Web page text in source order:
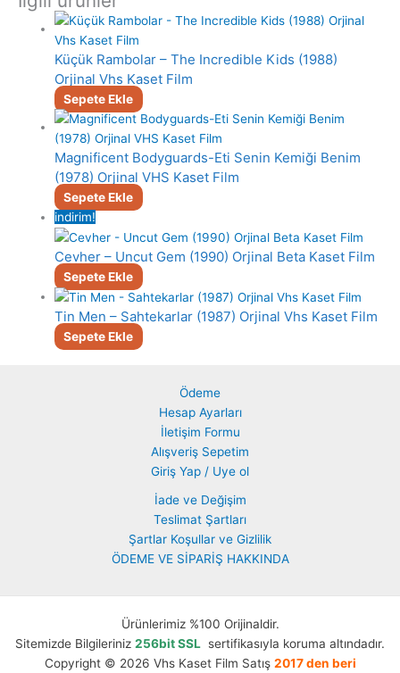
Küçük Rambolar – The Incredible Kids (1988)
Orjinal Vhs Kaset Film
Sepete Ekle
Magnificent Bodyguards-Eti Senin Kemiği Benim
(1978) Orjinal VHS Kaset Film
Sepete Ekle
indirim!
Cevher – Uncut Gem (1990) Orjinal Beta Kaset Film
Sepete Ekle
Tin Men – Sahtekarlar (1987) Orjinal Vhs Kaset Film
Sepete Ekle
Ödeme
Hesap Ayarları
İletişim Formu
Alışveriş Sepetim
Giriş Yap / Uye ol
İade ve Değişim
Teslimat Şartları
Şartlar Koşullar ve Gizlilik
ÖDEME VE SİPARİŞ HAKKINDA
Ürünlerimiz %100 Orijinaldir.
Sitemizde Bilgileriniz 256bit SSL sertifikasıyla koruma altındadır.
Copyright © 2026 Vhs Kaset Film Satış 2017 den beri